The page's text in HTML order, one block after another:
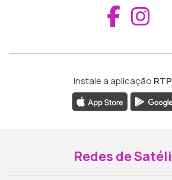
Instale a aplicação
Redes de